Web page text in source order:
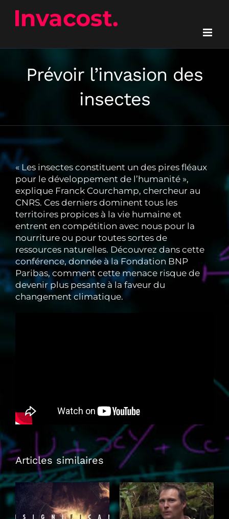
contenu
Prévoir l’invasion des
insectes
« Les insectes constituent un des pires fléaux
pour le développement de l’humanité »,
explique Franck Courchamp, chercheur au
CNRS. Ces derniers dominent tous les
territoires propices à la vie humaine et
entrent en compétition avec nous pour la
nourriture ou pour toutes sortes de
ressources naturelles. Découvrez dans cette
conférence, donnée à la Fondation BNP
Paribas, comment cette menace risque de
devenir plus pesante à la faveur du
changement climatique.
Articles similaires